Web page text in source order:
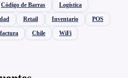
Código de Barras Logística
Retail Inventario POS
Chile WiFi